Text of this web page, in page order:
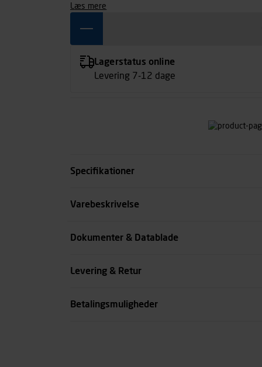
læs mere
Lagerstatus online
Levering 7-12 dage
Specifikationer
Kæbeprofil
Varebeskrivelse
Dokumenter & Datablade
Levering & Retur
Betalingsmuligheder